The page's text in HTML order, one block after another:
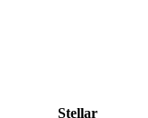
Stellar